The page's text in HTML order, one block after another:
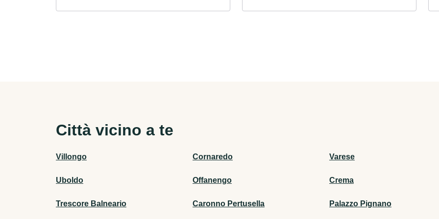
Città vicino a te
Villongo Cornaredo Varese
Uboldo Offanengo Crema
Trescore Balneario Caronno Pertusella Palazzo Pignano